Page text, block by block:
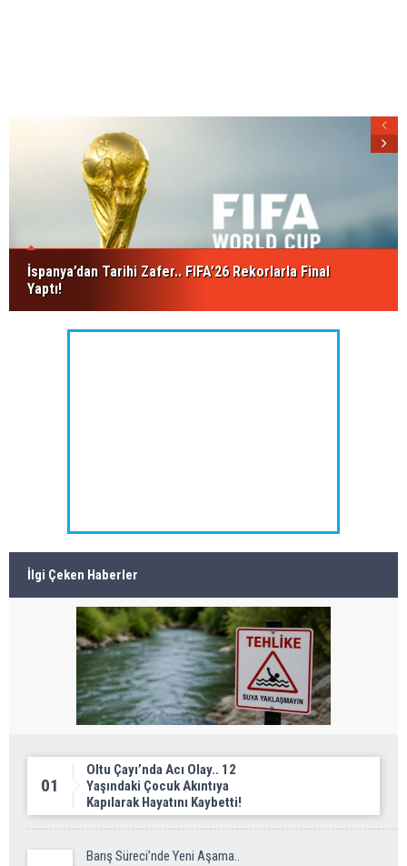
İspanya’dan Tarihi Zafer.. FIFA’26 Rekorlarla Final
Yaptı!
İlgi Çeken Haberler
01
Oltu Çayı’nda Acı Olay.. 12
Yaşındaki Çocuk Akıntıya
Kapılarak Hayatını Kaybetti!
Barış Süreci’nde Yeni Aşama..